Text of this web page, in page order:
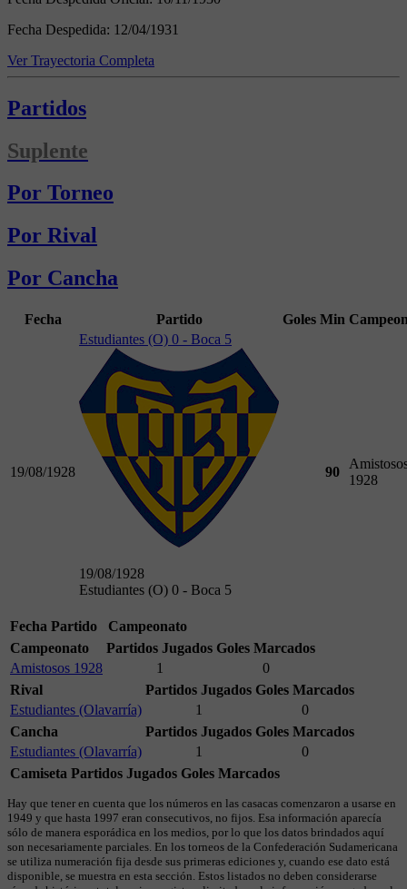
Fecha Despedida: 12/04/1931
Ver Trayectoria Completa
Partidos
Suplente
Por Torneo
Por Rival
Por Cancha
Fecha Partido Goles Min
19/08/1928
Estudiantes (O) 0 - Boca 5
19/08/1928
Estudiantes (O) 0 - Boca 5
90
1928
Fecha Partido
Campeonato
Campeonato
Partidos Jugados Goles Marcados
Amistosos 1928
1
0
Rival
Partidos Jugados Goles Marcados
Estudiantes (Olavarría)
1
0
Cancha
Partidos Jugados Goles Marcados
Estudiantes (Olavarría)
1
0
Camiseta Partidos Jugados Goles Marcados
Hay que tener en cuenta que los números en las casacas comenzaron a usarse en
1949 y que hasta 1997 eran consecutivos, no fijos. Esa información aparecía
sólo de manera esporádica en los medios, por lo que los datos brindados aquí
son necesariamente parciales. En los torneos de la Confederación Sudamericana
se utiliza numeración fija desde sus primeras ediciones y, cuando ese dato está
disponible, se muestra en esta sección. Estos listados no deben considerarse